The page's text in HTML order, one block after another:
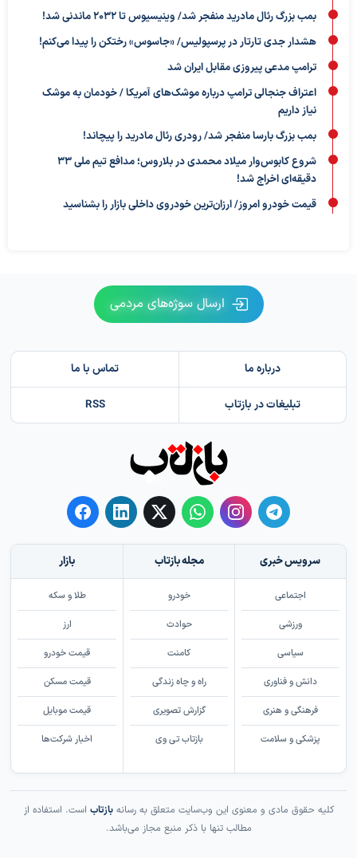
بمب بزرگ رئال مادرید منفجر شد/ وینیسیوس تا ۲۰۳۲ ماندنی شد!
هشدار جدی تارتار در پرسپولیس/ «جاسوس» رختکن را پیدا می‌کنم!
ترامپ مدعی پیروزی مقابل ایران شد
اعتراف جنجالی ترامپ درباره موشک‌های آمریکا / خودمان به موشک
نیاز داریم
بمب بزرگ بارسا منفجر شد/ رودری رئال مادرید را پیچاند!
شروع کابوس‌وار میلاد محمدی در بلاروس؛ مدافع تیم ملی ۳۳
دقیقه‌ای اخراج شد!
قیمت خودرو امروز/ ارزان‌ترین خودروی داخلی بازار را بشناسید
ارسال سوژه‌های مردمی
درباره ما تماس با ما
تبلیغات در بازتاب RSS
سرویس خبری
اجتماعی
ورزشی
سیاسی
دانش و فناوری
فرهنگی و هنری
پزشکی و سلامت
مجله بازتاب
خودرو
حوادث
کامنت
راه و چاه زندگی
گزارش تصویری
بازتاب تی وی
بازار
طلا و سکه
ارز
قیمت خودرو
قیمت مسکن
قیمت موبایل
اخبار شرکت‌ها
کلیه حقوق مادی و معنوی این وب‌سایت متعلق به رسانهبازتاب است. استفاده از
مطالب تنها با ذکر منبع مجاز می‌باشد.